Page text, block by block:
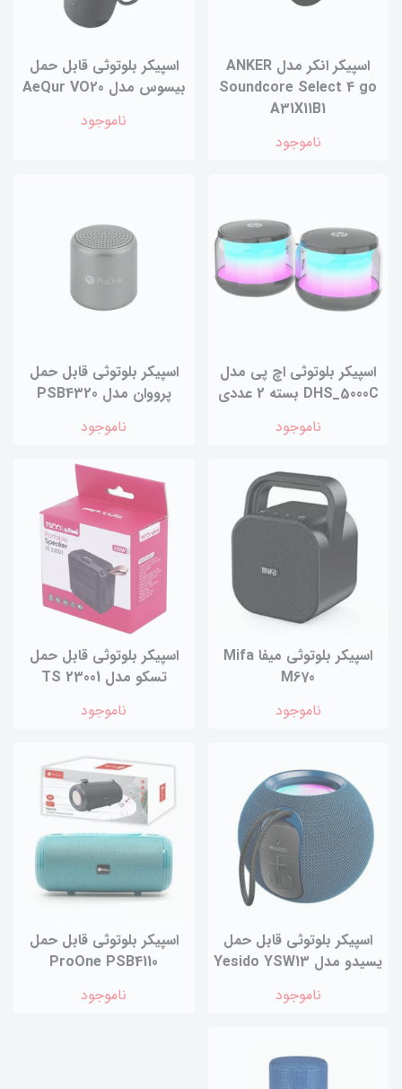
اسپیکر انکر مدل ANKER
Soundcore Select 4 go
A31X11B1
ناموجود
اسپیکر بلوتوثی قابل حمل
بیسوس مدل AeQur VO20
ناموجود
اسپیکر بلوتوثی اچ پی مدل
DHS_5000C بسته 2 عددی
ناموجود
اسپیکر بلوتوثی قابل حمل
پرووان مدل PSB4320
ناموجود
اسپیکر بلوتوثی میفا Mifa
M670
ناموجود
اسپیکر بلوتوثی قابل حمل
تسکو مدل TS 23001
ناموجود
اسپیکر بلوتوثی قابل حمل
یسیدو مدل Yesido YSW13
ناموجود
اسپیکر بلوتوثی قابل حمل
ProOne PSB4110
ناموجود